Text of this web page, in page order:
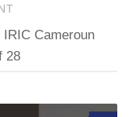
Cameroun
28